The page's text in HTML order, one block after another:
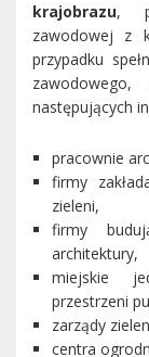
krajobrazu,
zawodowej z
przypadku
następujących
pracownie
firmy
zieleni,
firmy
architektury,
miejskie
przestrzeni
zarządy
centra